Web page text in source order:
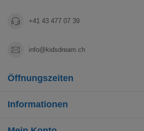
+41 43 477 07 39
info@kidsdream.ch
Öffnungszeiten
Informationen